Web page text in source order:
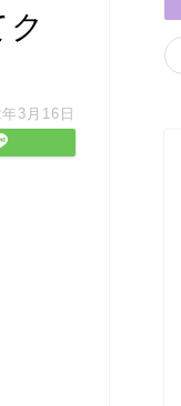
3月16日